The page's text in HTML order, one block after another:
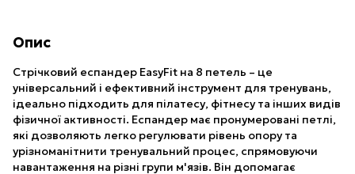
Опис
Стрічковий еспандер EasyFit на 8 петель – це
універсальний і ефективний інструмент для тренувань,
ідеально підходить для пілатесу, фітнесу та інших видів
фізичної активності. Еспандер має пронумеровані петлі,
які дозволяють легко регулювати рівень опору та
урізноманітнити тренувальний процес, спрямовуючи
навантаження на різні групи м'язів. Він допомагає